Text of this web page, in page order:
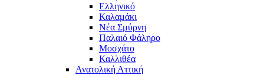
Ελληνικό
Καλαμάκι
Νέα Σμύρνη
Παλαιό Φάληρο
Μοσχάτο
Καλλιθέα
Ανατολική Αττική